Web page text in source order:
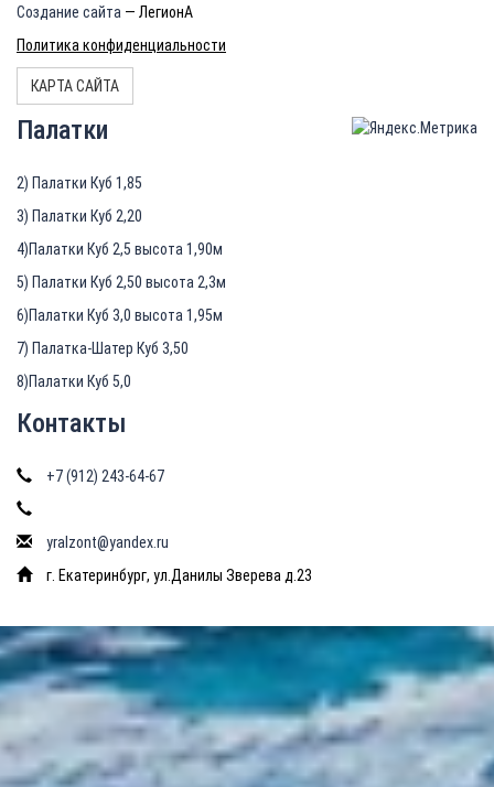
Создание сайта — ЛегионА
Политика конфиденциальности
КАРТА САЙТА
Палатки
2) Палатки Куб 1,85
3) Палатки Куб 2,20
4)Палатки Куб 2,5 высота 1,90м
5) Палатки Куб 2,50 высота 2,3м
6)Палатки Куб 3,0 высота 1,95м
7) Палатка-Шатер Куб 3,50
8)Палатки Куб 5,0
Контакты
+7 (912) 243-64-67
yralzont@yandex.ru
г. Екатеринбург, ул.Данилы Зверева д.23